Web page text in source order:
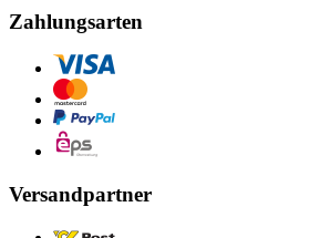
Zahlungsarten
Versandpartner